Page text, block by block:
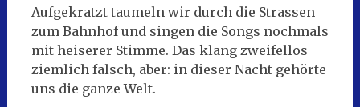
Aufgekratzt taumeln wir durch die Strassen
zum Bahnhof und singen die Songs nochmals
mit heiserer Stimme. Das klang zweifellos
ziemlich falsch, aber: in dieser Nacht gehörte
uns die ganze Welt.